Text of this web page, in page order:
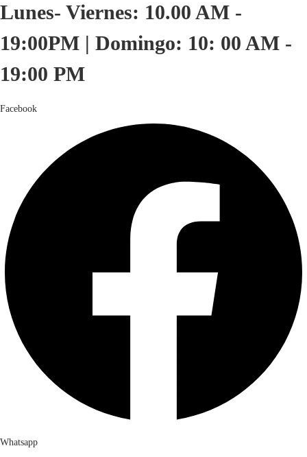
Lunes- Viernes: 10.00 AM -
19:00PM | Domingo: 10: 00 AM -
19:00 PM
Facebook
Whatsapp